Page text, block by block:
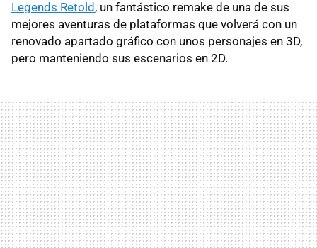
Legends Retold, un fantástico remake de una de sus
mejores aventuras de plataformas que volverá con un
renovado apartado gráfico con unos personajes en 3D,
pero manteniendo sus escenarios en 2D.